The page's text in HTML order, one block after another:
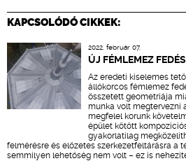
KAPCSOLÓDÓ CIKKEK:
2022. február 07.
ÚJ FÉMLEMEZ
Az eredeti kiselemes
állókorcos fémlemez
összetett geometriája
munka volt megtervezni
megfelel korunk
épület kötött
gyakorlatilag
felmérésre és előzetes szerkezetfeltárásra a
semmilyen lehetőség nem volt – ez is